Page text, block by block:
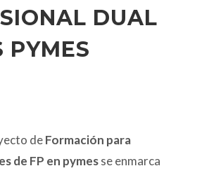
DUAL
PYMES
deFormación para
de FP en pymesse enmarca